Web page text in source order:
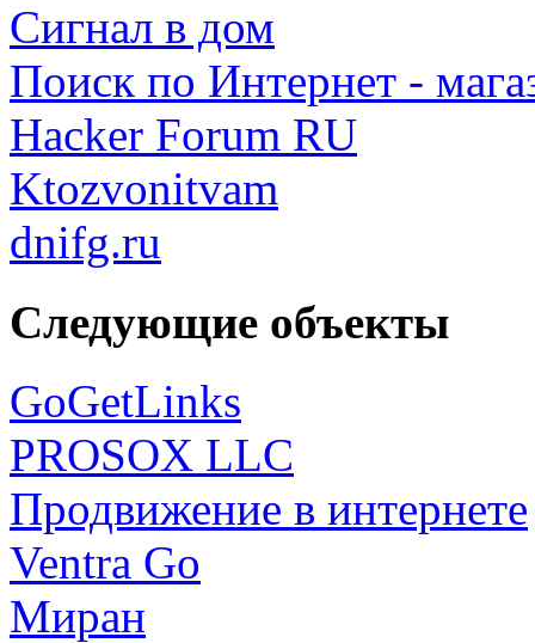
Сигнал в дом
Поиск по Интернет -
Hacker Forum RU
Ktozvonitvam
dnifg.ru
Следующие объекты
GoGetLinks
PROSOX LLC
Продвижение в интернете
Ventra Go
Миран